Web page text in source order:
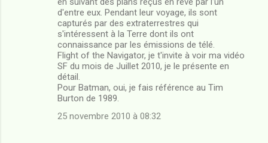
d'entre eux. Pendant leur voyage, ils sont
capturés par des extraterrestres qui
s'intéressent à la Terre dont ils ont
connaissance par les émissions de télé.
Flight of the Navigator, je t'invite à voir ma vidéo
SF du mois de Juillet 2010, je le présente en
détail.
Pour Batman, oui, je fais référence au Tim
Burton de 1989.
25 novembre 2010 à 08:32